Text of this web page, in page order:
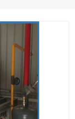
,绵阳保鲜冷库
库安装,广元冻库造
，泸州冷库
库组装